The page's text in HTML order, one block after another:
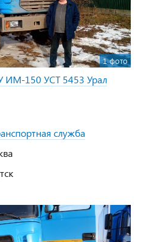
1 фото
ИМ-150 УСТ 5453 Урал
служба